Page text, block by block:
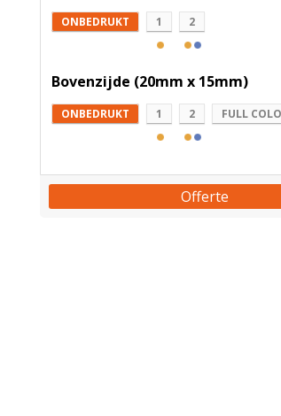
ONBEDRUKT 1 2
Bovenzijde (20mm x 15mm)
ONBEDRUKT 1 2 FULL
Offerte